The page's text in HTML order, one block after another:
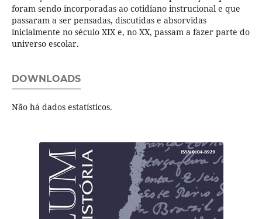
foram sendo incorporadas ao cotidiano instrucional e que
passaram a ser pensadas, discutidas e absorvidas
inicialmente no século XIX e, no XX, passam a fazer parte do
universo escolar.
DOWNLOADS
Não há dados estatísticos.